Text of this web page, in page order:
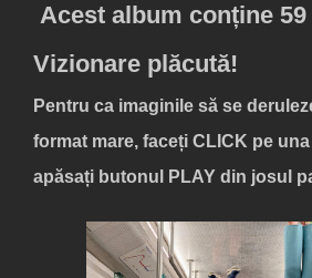
Acest album conține
Vizionare plăcută!
Pentru ca imaginile să se
format mare, faceți CLICK pe
apăsați butonul
PLAY din josul